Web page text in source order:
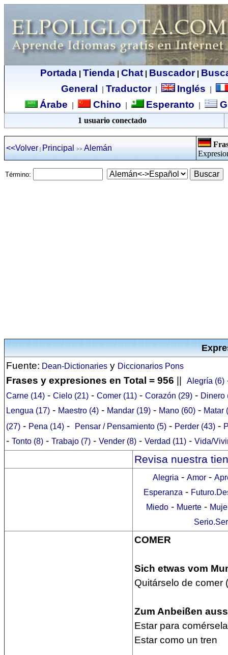
Portada| Tienda| Chat| Buscador|
General
Traductor| Inglés
Árabe Chino Esperanto
1 usuario conectado
<<Volver | Principal >> Alemán
Término:
Fuente: Dean-Dictionaries y Diccionarios Pons
Frases y expresiones en Total = 956 Alegría (6)
Carne (14) - Cielo (21) - Comer (11) - Corazón (29) - Dinero
Lengua (17) - Maestro (4) - Mandar (19) - Mano (60) - Matar
(27) - Pena (14) - Pensar / Pensamiento (5) - Perder (43) -
- Tonto (8) - Trabajo (7) - Vender (8) - Verdad (11) - Vida/
Revisa nuestra
Alegria - Amor-
Esperanza -
Miedo - Muerte -
COMER
Sich etwas vom
Quitárselo de comer
Zum Anbeißen
Estar para
Estar como un tren